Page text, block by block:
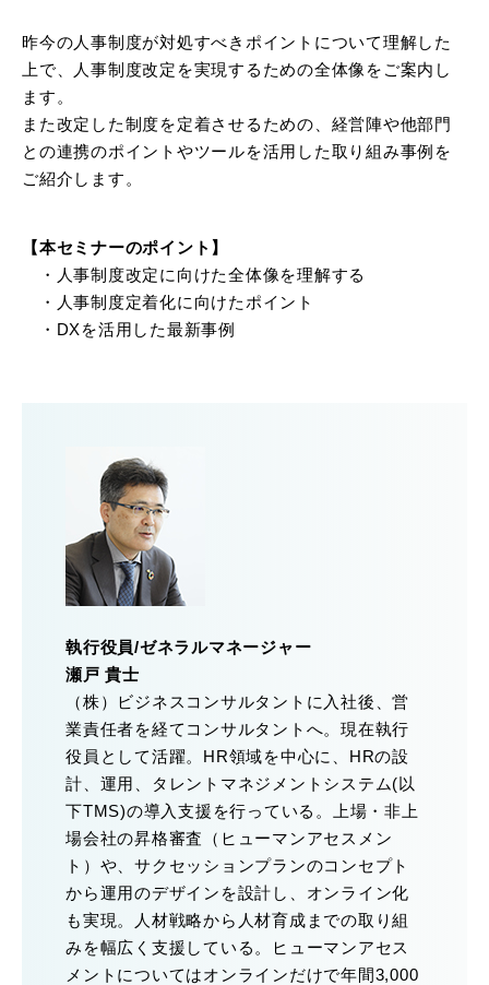
昨今の人事制度が対処すべきポイントについて理解した
上で、人事制度改定を実現するための全体像をご案内し
ます。
また改定した制度を定着させるための、経営陣や他部門
との連携のポイントやツールを活用した取り組み事例を
ご紹介します。
【本セミナーのポイント】
・人事制度改定に向けた全体像を理解する
・人事制度定着化に向けたポイント
・DXを活用した最新事例
執行役員/ゼネラルマネージャー
瀬戸 貴士
（株）ビジネスコンサルタントに入社後、営
業責任者を経てコンサルタントへ。現在執行
役員として活躍。HR領域を中心に、HRの設
計、運用、タレントマネジメントシステム(以
下TMS)の導入支援を行っている。上場・非上
場会社の昇格審査（ヒューマンアセスメン
ト）や、サクセッションプランのコンセプト
から運用のデザインを設計し、オンライン化
も実現。人材戦略から人材育成までの取り組
みを幅広く支援している。ヒューマンアセス
メントについてはオンラインだけで年間3,000